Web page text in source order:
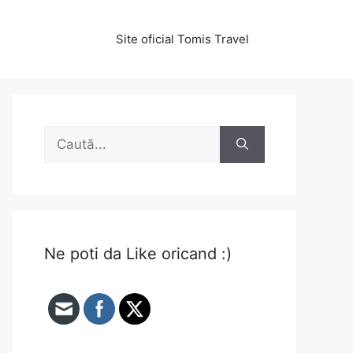
Site oficial Tomis Travel
Caută
Ne poti da Like oricand :)